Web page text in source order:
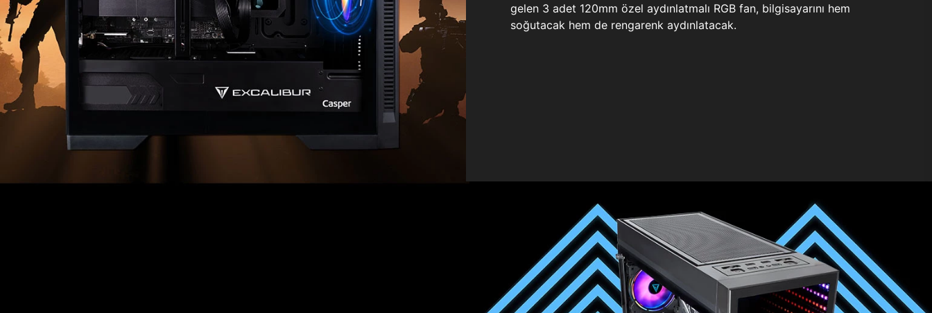
gelen 3 adet 120mm özel aydınlatmalı RGB fan, bilgisayarını hem
soğutacak hem de rengarenk aydınlatacak.